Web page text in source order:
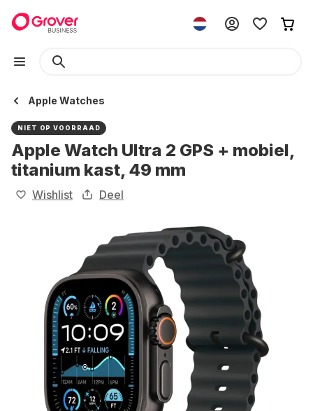
Apple Watches
NIET OP VOORRAAD
Apple Watch Ultra 2 GPS + mobiel,
titanium kast, 49 mm
Wishlist Deel